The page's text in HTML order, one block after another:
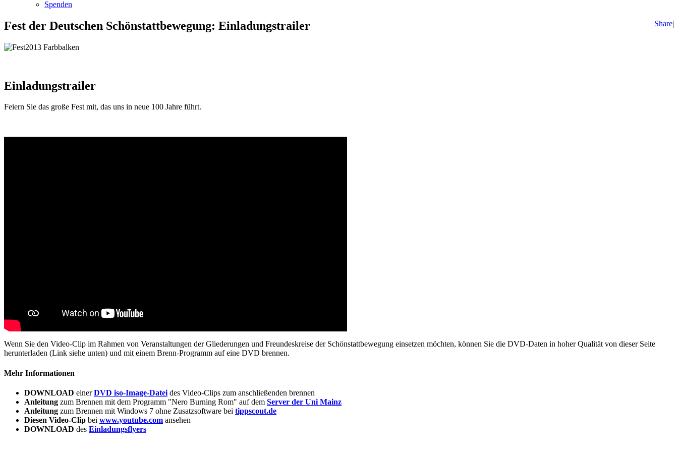
Spenden
Share|
Fest der Deutschen Schönstattbewegung: Einladungstrailer
Einladungstrailer
Feiern Sie das große Fest mit, das uns in neue 100 Jahre führt.
Wenn Sie den Video-Clip im Rahmen von Veranstaltungen der Gliederungen und Freundeskreise der Schönstattbewegung einsetzen möchten, können Sie die DVD-Daten in hoher Qualität von dieser Seite
herunterladen (Link siehe unten) und mit einem Brenn-Programm auf eine DVD brennen.
Mehr Informationen
DOWNLOAD einerDVD iso-Image-Datei des Video-Clips zum anschließenden brennen
Anleitung zum Brennen mit dem Programm "Nero Burning Rom" auf dem Server der Uni Mainz
Anleitung zum Brennen mit Windows 7 ohne Zusatzsoftware bei tippscout.de
Diesen Video-Clip bei www.youtube.com ansehen
DOWNLOAD des Einladungsflyers